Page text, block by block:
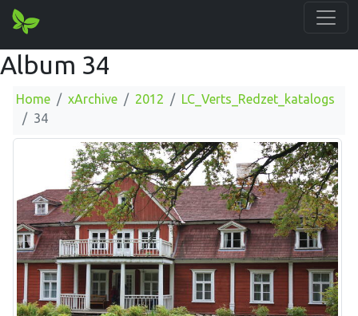
Album 34
Home xArchive 2012
LC_Verts_Redzet_katalogs
34